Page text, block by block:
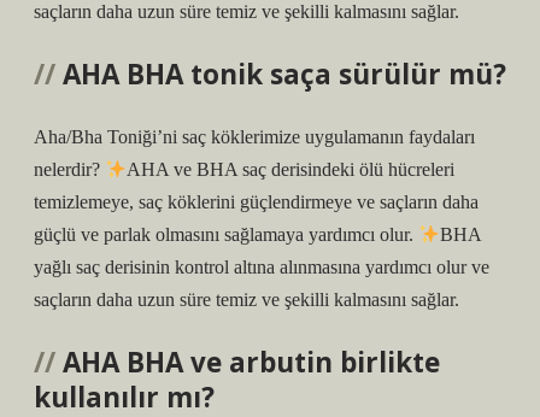
saçların daha uzun süre temiz ve şekilli kalmasını sağlar.
AHA BHA tonik saça sürülür mü?
Aha/Bha Toniği’ni saç köklerimize uygulamanın faydaları
nelerdir?
AHA ve BHA saç derisindeki ölü hücreleri
temizlemeye, saç köklerini güçlendirmeye ve saçların daha
güçlü ve parlak olmasını sağlamaya yardımcı olur.
BHA
yağlı saç derisinin kontrol altına alınmasına yardımcı olur ve
saçların daha uzun süre temiz ve şekilli kalmasını sağlar.
AHA BHA ve arbutin birlikte
kullanılır mı?